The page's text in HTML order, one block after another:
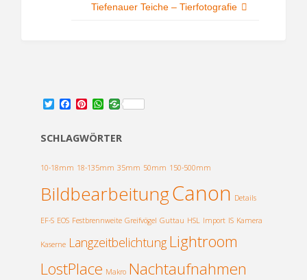
Tiefenauer Teiche – Tierfotografie
T
t
r
F
e
o
P
t
e
t
W
t
p
SCHLAGWÖRTER
10-18mm 18-135mm 35mm 50mm 150-500mm
BildbearbeitungCanon Details
EF-S EOS Festbrennweite Greifvögel Guttau HSL Import IS Kamera
Kaserne Langzeitbelichtung Lightroom
LostPlace Makro Nachtaufnahmen